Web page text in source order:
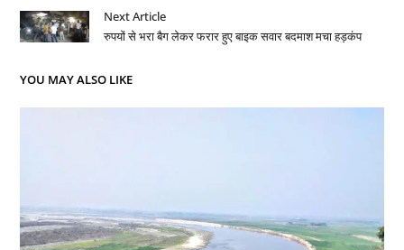
Next Article
रुपयों से भरा बैग लेकर फरार हुए बाइक सवार बदमाश मचा हड़कंप
YOU MAY ALSO LIKE